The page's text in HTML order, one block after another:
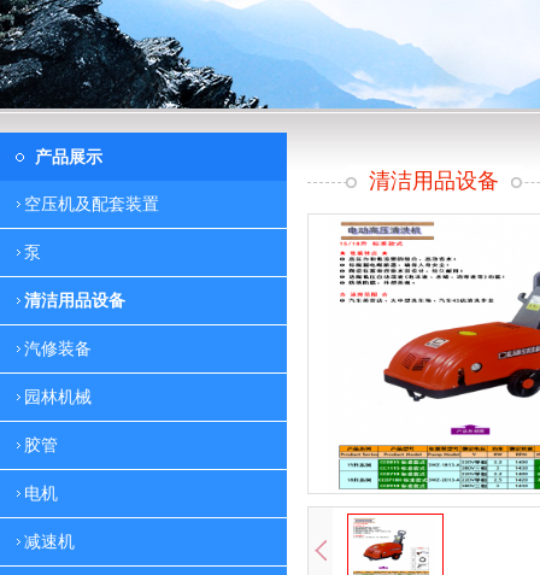
产品展示
空压机及配套装置
泵
清洁用品设备
汽修装备
园林机械
胶管
电机
减速机
清洁用品设备